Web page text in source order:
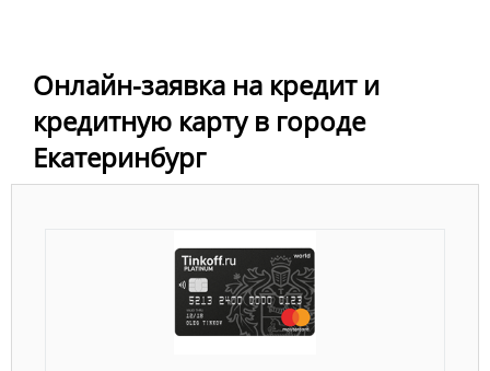
Онлайн-заявка на кредит и
кредитную карту в городе
Екатеринбург